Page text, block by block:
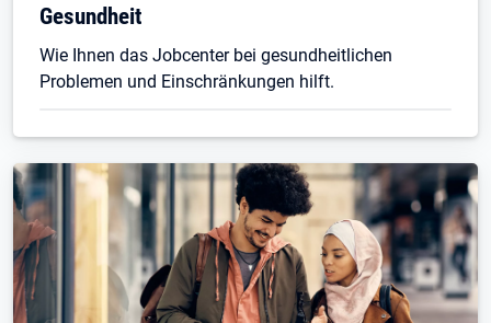
Gesundheit
Wie Ihnen das Jobcenter bei gesundheitlichen
Problemen und Einschränkungen hilft.